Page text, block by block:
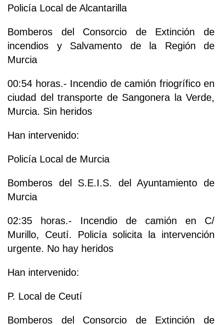
Policía Local de Alcantarilla
Bomberos del Consorcio de Extinción de
incendios y Salvamento de la Región de
Murcia
00:54 horas.- Incendio de camión friogrífico en
ciudad del transporte de Sangonera la Verde,
Murcia. Sin heridos
Han intervenido:
Policía Local de Murcia
Bomberos del S.E.I.S. del Ayuntamiento de
Murcia
02:35 horas.- Incendio de camión en C/
Murillo, Ceutí. Policía solicita la intervención
urgente. No hay heridos
Han intervenido:
P. Local de Ceutí
Bomberos del Consorcio de Extinción de